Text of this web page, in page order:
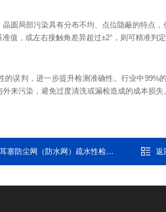
局部污染具有分布不均、点位隐蔽的特点
值，或左右接触角差异超过±2°，则可精准
判，进一步提升检测准确性。行业中99%
来污染，避免过度清洗或漏检造成的成本损
（防水网）疏水性检测中的实战应用 返